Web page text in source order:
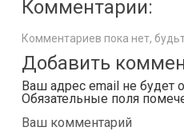
Комментарии:
Комментариев пока нет,
Добавить
Ваш адрес email не будет
Обязательные поля
Ваш комментарий